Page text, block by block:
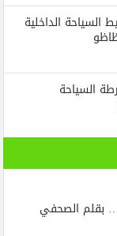
السياحة الداخلية
السياحة
بقلم الصحفي